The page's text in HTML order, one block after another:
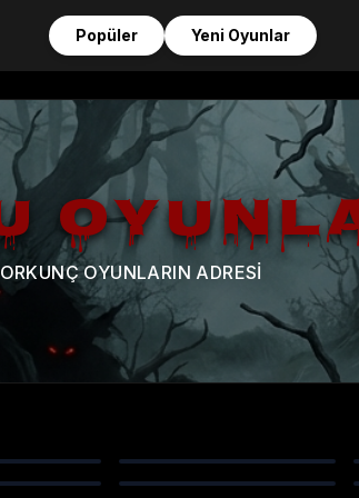
Popüler Yeni Oyunlar
OYUNLARIN ADRESI